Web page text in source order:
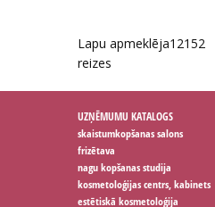
Lapu apmeklēja12152
reizes
UZŅĒMUMU KATALOGS
skaistumkopšanas salons
frizētava
nagu kopšanas studija
kosmetoloģijas centrs, kabinets
estētiskā kosmetoloģija